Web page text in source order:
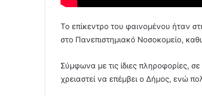
Το επίκεντρο του φαινομένου ήταν
στο Πανεπιστημιακό Νοσοκομείο,
Σύμφωνα με τις ίδιες πληροφορίες,
χρειαστεί να επέμβει ο Δήμος, ενώ